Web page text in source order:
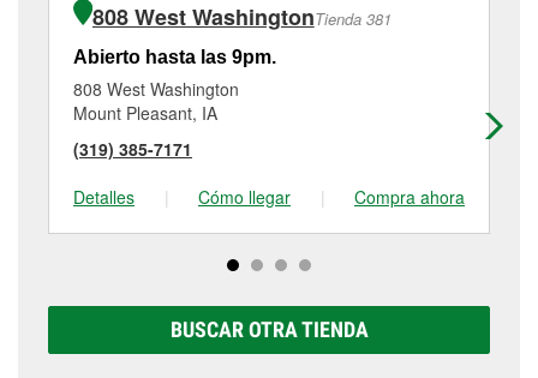
808 West WashingtonTienda 381
Abierto hasta las 9pm.
808 West Washington
Mount Pleasant, IA
(319) 385-7171
Detalles
| Cómo llegar | Compra ahora
BUSCAR OTRA TIENDA